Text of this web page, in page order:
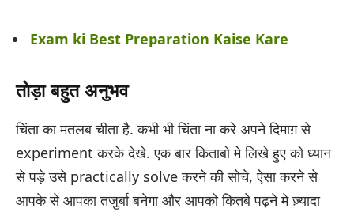
Exam ki Best Preparation Kaise Kare
तोड़ा बहुत अनुभव
चिंता का मतलब चीता है. कभी भी चिंता ना करे अपने दिमाग़ से
experiment करके देखे. एक बार किताबो मे लिखे हुए को ध्यान
से पड़े उसे practically solve करने की सोचे, ऐसा करने से
आपके से आपका तजुर्बा बनेगा और आपको कितबे पढ़ने मे ज़्यादा